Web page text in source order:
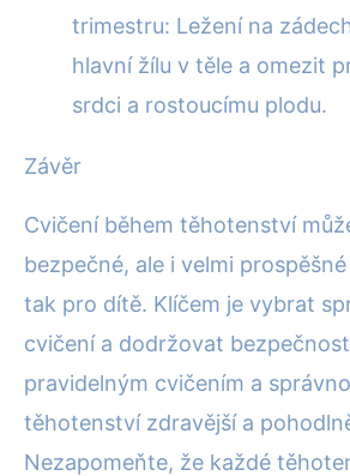
trimestru: Ležení na
hlavní žílu v těle a omezit
srdci a rostoucímu plodu.
Závěr
Cvičení během těhotenství
bezpečné, ale i velmi
tak pro dítě. Klíčem je vybrat
cvičení a dodržovat
pravidelným cvičením a
těhotenství zdravější a
Nezapomeňte, že každé